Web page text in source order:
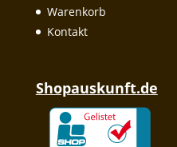
Warenkorb
Kontakt
Shopauskunft.de